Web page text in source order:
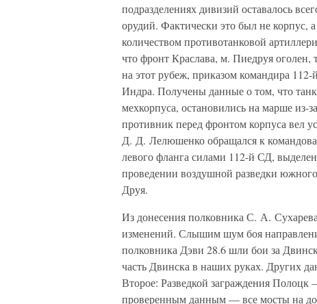
подразделениях дивизий оставалось
орудий. Фактически это был не корпус,
количеством противотанковой
что фронт Краслава, м. Пиедруя оголен,
на этот рубеж, приказом командира
Индра. Получены данные о том, что
мехкорпуса, остановились на марше из-
противник перед фронтом корпуса вел
Д. Д. Лелюшенко обращался к
левого фланга силами 112-й СД,
проведении воздушной разведки
Друя.
Из донесения полковника С. А.
изменений. Слышим шум боя
полковника Дэви 28.6 шли бои за
часть Двинска в наших руках. Других
Второе: Разведкой заграждения
проверенным данным — все мосты на